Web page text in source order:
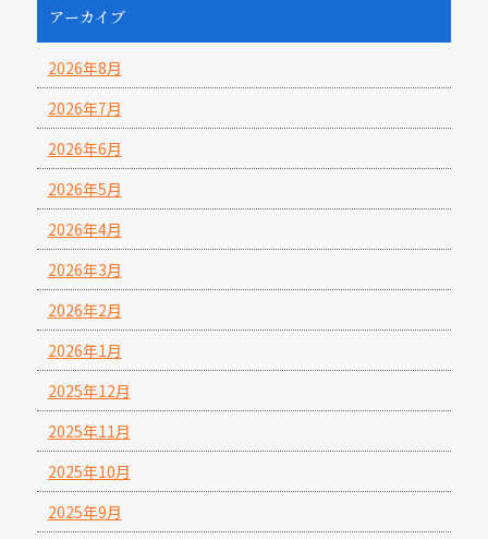
アーカイブ
2026年8月
2026年7月
2026年6月
2026年5月
2026年4月
2026年3月
2026年2月
2026年1月
2025年12月
2025年11月
2025年10月
2025年9月